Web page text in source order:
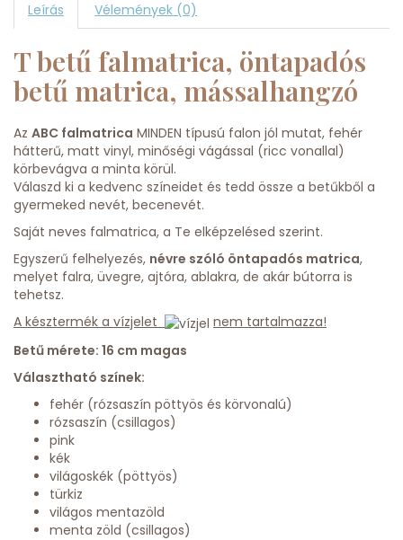
Leírás Vélemények (0)
T betű falmatrica, öntapadós
betű matrica, mássalhangzó
Az ABC falmatrica MINDEN típusú falon jól mutat, fehér
hátterű, matt vinyl, minőségi vágással (ricc vonallal)
körbevágva a minta körül.
Válaszd ki a kedvenc színeidet és tedd össze a betűkből a
gyermeked nevét, becenevét.
Saját neves falmatrica, a Te elképzelésed szerint.
Egyszerű felhelyezés, névre szóló öntapadós matrica,
melyet falra, üvegre, ajtóra, ablakra, de akár bútorra is
tehetsz.
A késztermék a vízjelet
nem tartalmazza!
Betű mérete: 16 cm magas
Választható színek:
fehér (rózsaszín pöttyös és körvonalú)
rózsaszín (csillagos)
pink
kék
világoskék (pöttyös)
türkiz
világos mentazöld
menta zöld (csillagos)